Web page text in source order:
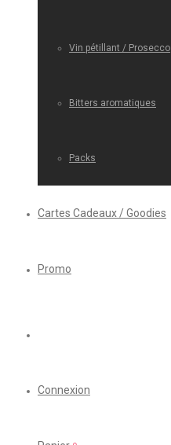
Vin pétillant / Prosecco
Bitters aromatiques
Packs
Cartes Cadeaux / Goodies
Promo
Connexion